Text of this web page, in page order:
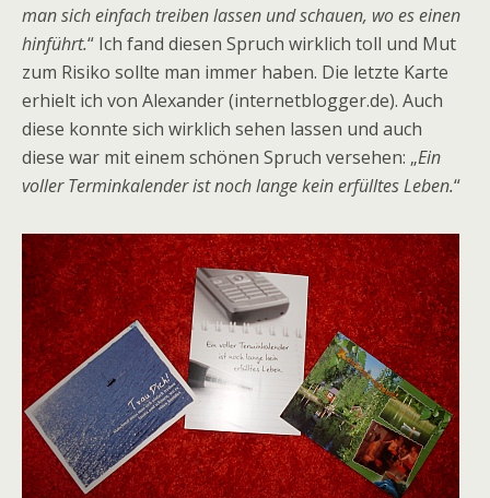
man sich einfach treiben lassen und schauen, wo es einen
hinführt.“ Ich fand diesen Spruch wirklich toll und Mut
zum Risiko sollte man immer haben. Die letzte Karte
erhielt ich von Alexander (internetblogger.de). Auch
diese konnte sich wirklich sehen lassen und auch
diese war mit einem schönen Spruch versehen: „Ein
voller Terminkalender ist noch lange kein erfülltes Leben.“